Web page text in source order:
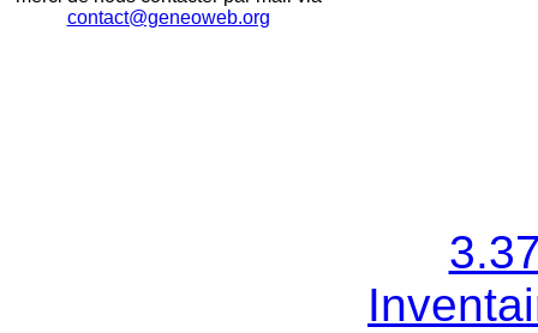
contact@geneoweb.org